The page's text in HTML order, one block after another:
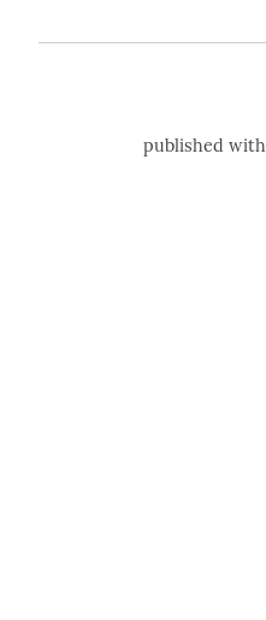
published with